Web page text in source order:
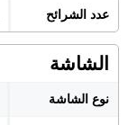
عدد الشرائح
الشاشة
نوع الشاشة